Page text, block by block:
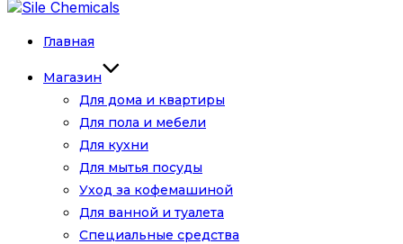
Главная
Магазин
Для дома и квартиры
Для пола и мебели
Для кухни
Для мытья посуды
Уход за кофемашиной
Для ванной и туалета
Специальные средства